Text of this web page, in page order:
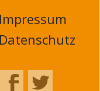
Impressum
Datenschutz